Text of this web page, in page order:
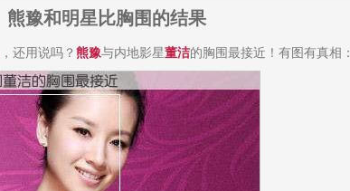
熊豫和明星比胸围的结果
，还用说吗？ 熊豫与内地影星董洁的胸围最接近！有图有真相：